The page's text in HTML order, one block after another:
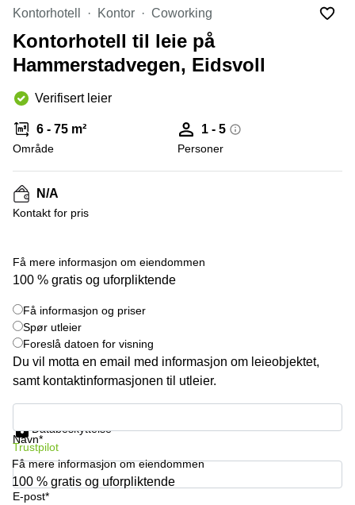
Virtuelt
kontor
Oslo
Bergen
Kontor
Bergen
Møterom
Næringslokaler
Kontorhotell
Trondheim
Kontorfellesskap
Trondheim
Leie
kontor
Trondheim
Leie
Drammen
Leie
kontor
Bærum
Fjordalléen
16 Oslo
Nydalsveien
28 Oslo
Fridtjof
plass 4
Oslo
Hagaløkkveien
13 Asker
Martin
Fornebu
Lysaker
Bærum
Professor
Kohts
vei 9
Lysaker
Strandveien
Lars
Hilles
gate 30
Bergen
Kontorhotell Kontor Coworking
Kontorhotell til leie på
Hammerstadvegen, Eidsvoll
Verifisert leier
6 - 75 m²
Område
1 - 5
Personer
N/A
Kontakt for pris
Få mere informasjon om eiendommen
100 % gratis og uforpliktende
Få informasjon og priser
Spør utleier
Foreslå datoen for visning
Du vil motta en email med informasjon om leieobjektet,
samt kontaktinformasjonen til utleier.
Navn*
E-post*
Databeskyttelse
Trustpilot
Få mere informasjon om eiendommen
100 % gratis og uforpliktende